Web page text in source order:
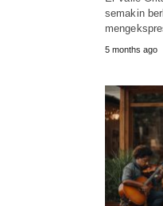
semakin
5 months ago